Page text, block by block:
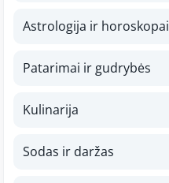
Astrologija ir horoskopai
Patarimai ir gudrybės
Kulinarija
Sodas ir daržas